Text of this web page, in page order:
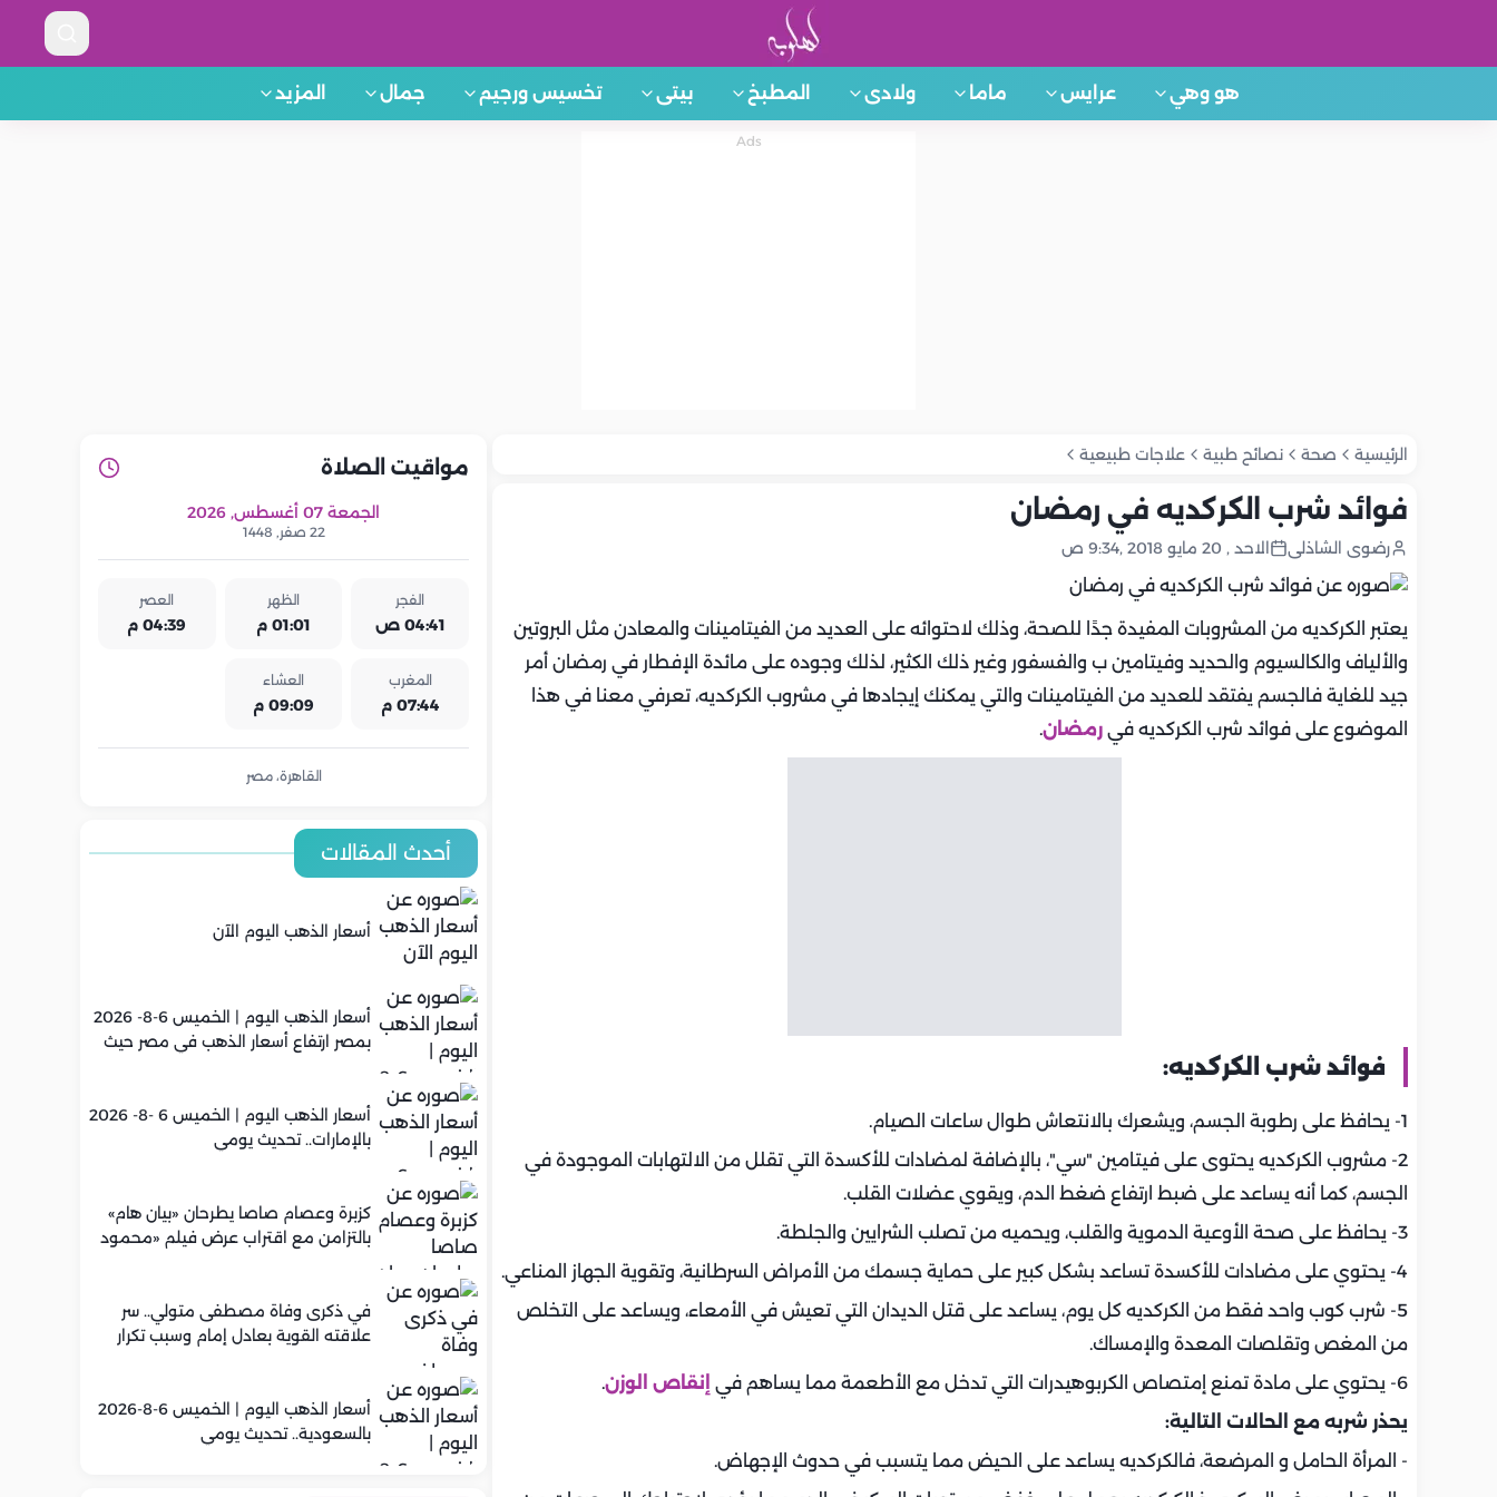
هو وهي عرايس ماما ولادى المطبخ بيتى تخسيس ورجيم جمال المزيد
الرئيسية صحة نصائح طبية علاجات طبيعية
فوائد شرب الكركديه في رمضان
رضوى الشاذلى الاحد , 20 مايو 2018 ,9:34 ص
يعتبر الكركديه من المشروبات المفيدة جدًا للصحة، وذلك لاحتوائه على العديد من الفيتامينات والمعادن مثل البروتين
والألياف والكالسيوم والحديد وفيتامين ب والفسفور وغير ذلك الكثير، لذلك وجوده على مائدة الإفطار في رمضان أمر
جيد للغاية فالجسم يفتقد للعديد من الفيتامينات والتي يمكنك إيجادها في مشروب الكركديه، تعرفي معنا في هذا
الموضوع على فوائد شرب الكركديه في رمضان.
فوائد شرب الكركديه:
1- يحافظ على رطوبة الجسم، ويشعرك بالانتعاش طوال ساعات الصيام.
2- مشروب الكركديه يحتوى على فيتامين "سي"، بالإضافة لمضادات للأكسدة التي تقلل من الالتهابات الموجودة في
الجسم، كما أنه يساعد على ضبط ارتفاع ضغط الدم، ويقوي عضلات القلب.
3- يحافظ على صحة الأوعية الدموية والقلب، ويحميه من تصلب الشرايين والجلطة.
4- يحتوي على مضادات للأكسدة تساعد بشكل كبير على حماية جسمك من الأمراض السرطانية، وتقوية الجهاز المناعي.
5- شرب كوب واحد فقط من الكركديه كل يوم، يساعد على قتل الديدان التي تعيش في الأمعاء، ويساعد على التخلص
من المغص وتقلصات المعدة والإمساك.
6- يحتوي على مادة تمنع إمتصاص الكربوهيدرات التي تدخل مع الأطعمة مما يساهم في
إنقاص الوزن.
يحذر شربه مع الحالات التالية:
- المرأة الحامل و المرضعة، فالكركديه يساعد على الحيض مما يتسبب في حدوث الإجهاض.
مواقيت الصلاة
الجمعة 07 أغسطس, 2026
22 صفر, 1448
الفجر
04:41 ص
الظهر
01:01 م
العصر
04:39 م
المغرب
07:44 م
العشاء
09:09 م
القاهرة، مصر
أحدث المقالات
أسعار الذهب اليوم الآن
أسعار الذهب اليوم | الخميس 6-8- 2026
بمصر ارتفاع أسعار الذهب في مصر حيث
أسعار الذهب اليوم | الخميس 6 -8- 2026
بالإمارات.. تحديث يومي
كزبرة وعصام صاصا يطرحان «بيان هام»
بالتزامن مع اقتراب عرض فيلم «محمود
في ذكرى وفاة مصطفى متولي.. سر
علاقته القوية بعادل إمام وسبب تكرار
أسعار الذهب اليوم | الخميس 6-8-2026
بالسعودية.. تحديث يومي